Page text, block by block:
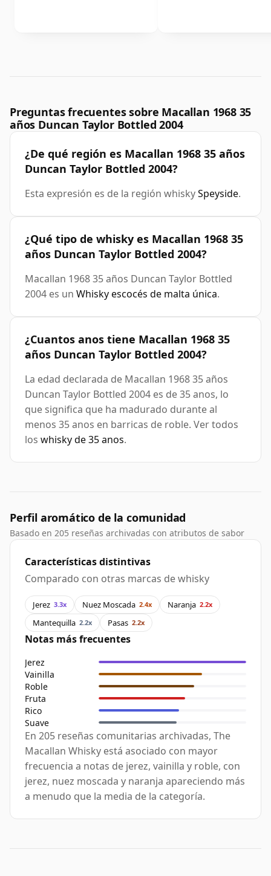
Preguntas frecuentes sobre Macallan 1968 35
años Duncan Taylor Bottled 2004
¿De qué región es Macallan 1968 35 años
Duncan Taylor Bottled 2004?
Esta expresión es de la región whiskySpeyside.
¿Qué tipo de whisky es Macallan 1968 35
años Duncan Taylor Bottled 2004?
Macallan 1968 35 años Duncan Taylor Bottled
2004 es un Whisky escocés de malta única.
¿Cuantos anos tiene Macallan 1968 35
años Duncan Taylor Bottled 2004?
La edad declarada de Macallan 1968 35 años
Duncan Taylor Bottled 2004 es de 35 anos, lo
que significa que ha madurado durante al
menos 35 anos en barricas de roble. Ver todos
los whisky de 35 anos.
Perfil aromático de la comunidad
Basado en 205 reseñas archivadas con atributos de sabor
Características distintivas
Comparado con otras marcas de whisky
Jerez 3.3x Nuez Moscada 2.4x Naranja 2.2x
Mantequilla 2.2x Pasas 2.2x
Notas más frecuentes
Jerez
Vainilla
Roble
Fruta
Rico
Suave
En 205 reseñas comunitarias archivadas, The
Macallan Whisky está asociado con mayor
frecuencia a notas de jerez, vainilla y roble, con
jerez, nuez moscada y naranja apareciendo más
a menudo que la media de la categoría.